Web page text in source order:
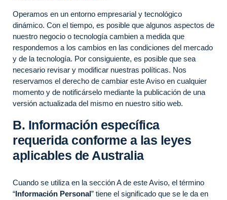
Operamos en un entorno empresarial y tecnológico
dinámico. Con el tiempo, es posible que algunos aspectos de
nuestro negocio o tecnología cambien a medida que
respondemos a los cambios en las condiciones del mercado
y de la tecnología. Por consiguiente, es posible que sea
necesario revisar y modificar nuestras políticas. Nos
reservamos el derecho de cambiar este Aviso en cualquier
momento y de notificárselo mediante la publicación de una
versión actualizada del mismo en nuestro sitio web.
B. Información específica
requerida conforme a las leyes
aplicables de Australia
Cuando se utiliza en la sección A de este Aviso, el término
“Información Personal” tiene el significado que se le da en